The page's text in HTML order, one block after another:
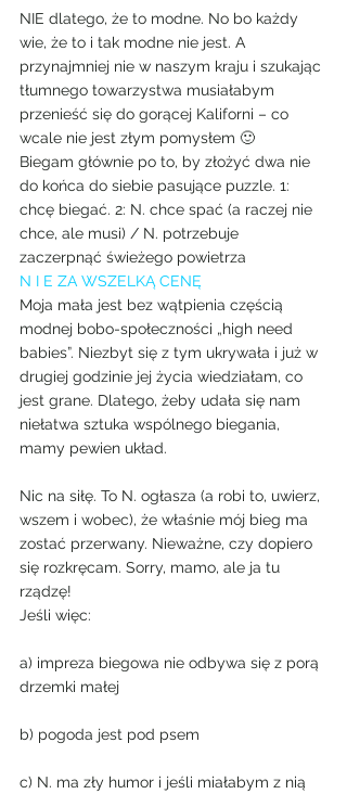
NIE dlatego, że to modne. No bo każdy
wie, że to i tak modne nie jest. A
przynajmniej nie w naszym kraju i szukając
tłumnego towarzystwa musiałabym
przenieść się do gorącej Kaliforni – co
wcale nie jest złym pomysłem 🙂
Biegam głównie po to, by złożyć dwa nie
do końca do siebie pasujące puzzle. 1:
chcę biegać. 2: N. chce spać (a raczej nie
chce, ale musi) / N. potrzebuje
zaczerpnąć świeżego powietrza
N I E ZA WSZELKĄ CENĘ
Moja mała jest bez wątpienia częścią
modnej bobo-społeczności „high need
babies”. Niezbyt się z tym ukrywała i już w
drugiej godzinie jej życia wiedziałam, co
jest grane. Dlatego, żeby udała się nam
niełatwa sztuka wspólnego biegania,
mamy pewien układ.
Nic na siłę. To N. ogłasza (a robi to, uwierz,
wszem i wobec), że właśnie mój bieg ma
zostać przerwany. Nieważne, czy dopiero
się rozkręcam. Sorry, mamo, ale ja tu
rządzę!
Jeśli więc:
a) impreza biegowa nie odbywa się z porą
drzemki małej
b) pogoda jest pod psem
c) N. ma zły humor i jeśli miałabym z nią